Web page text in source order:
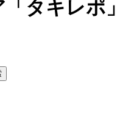
タキレポ」